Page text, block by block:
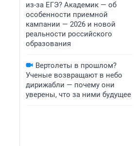
из-за ЕГЭ? Академик — об
особенности приемной
кампании — 2026 и новой
реальности российского
образования
Вертолеты в прошлом?
Ученые возвращают в небо
дирижабли — почему они
уверены, что за ними будущее